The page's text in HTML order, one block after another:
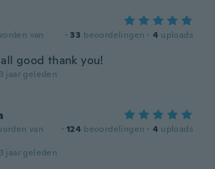
van
· 33 beoordelingen · 4 uploads
good thank you!
jaar geleden
van
· 124 beoordelingen · 4 uploads
jaar geleden